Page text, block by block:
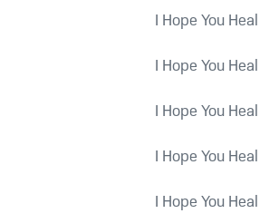
I Hope You Heal
I Hope You Heal
I Hope You Heal
I Hope You Heal
I Hope You Heal